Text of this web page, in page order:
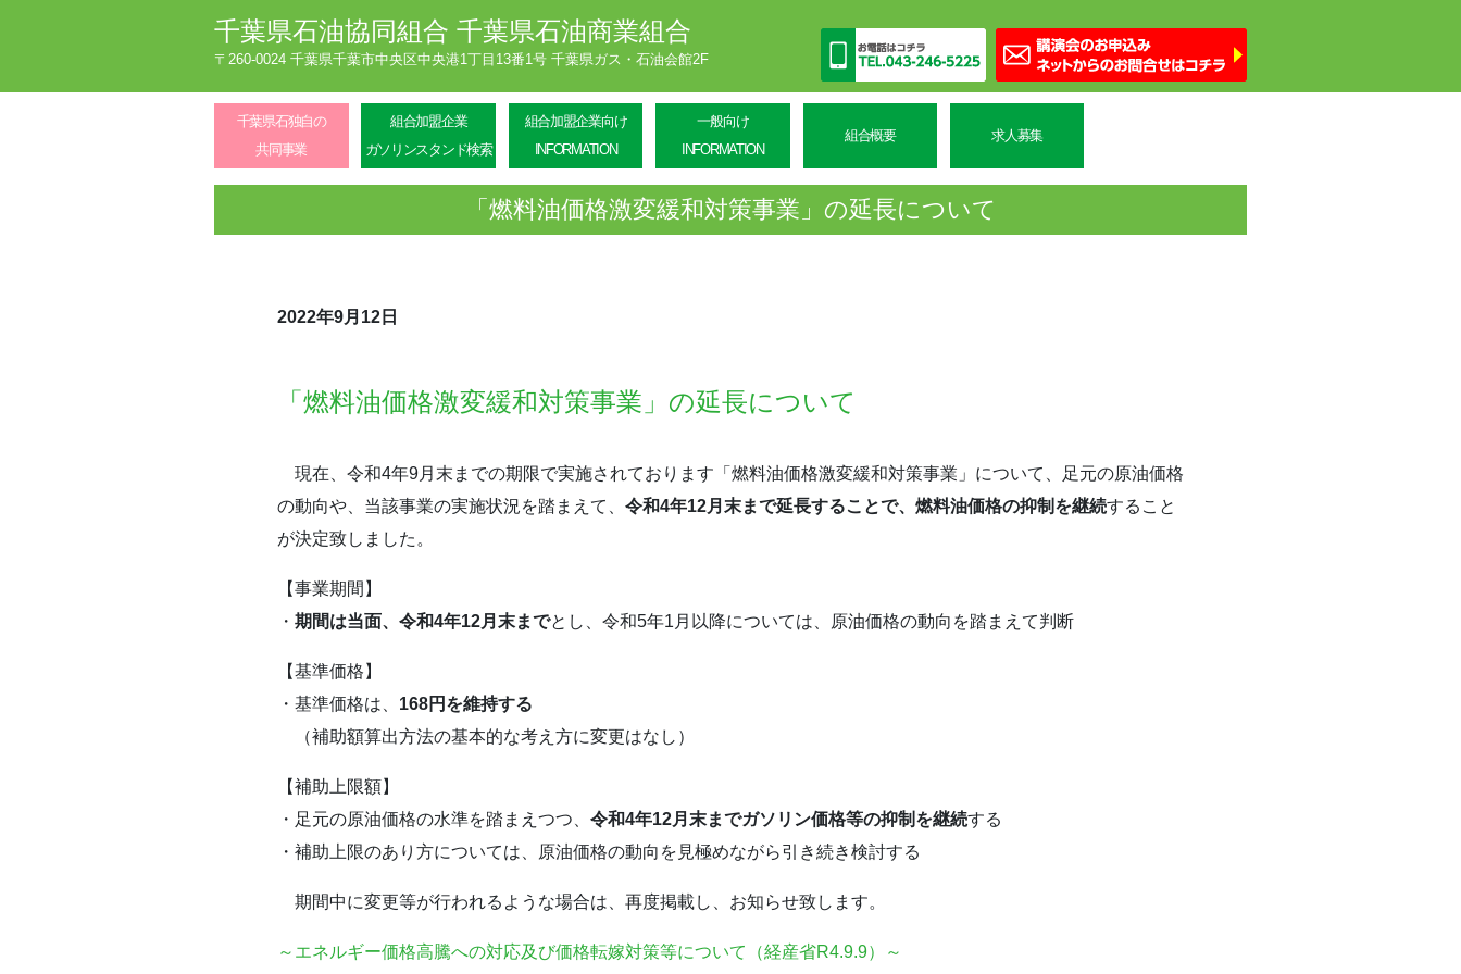
千葉県石油協同組合 千葉県石油商業組合
〒260-0024 千葉県千葉市中央区中央港1丁目13番1号 千葉県ガス・石油会館2F
千葉県石独自の
共同事業
組合加盟企業
ガソリンスタンド検索
組合加盟企業向け
INFORMATION
一般向け
INFORMATION
組合概要 求人募集
「燃料油価格激変緩和対策事業」の延長について
2022年9月12日
「燃料油価格激変緩和対策事業」の延長について
現在、令和4年9月末までの期限で実施されております「燃料油価格激変緩和対策事業」について、足元の原油価格
の動向や、当該事業の実施状況を踏まえて、 令和4年12月末まで延長することで、燃料油価格の抑制を継続すること
が決定致しました。
【事業期間】
・ 期間は当面、令和4年12月末までとし、令和5年1月以降については、原油価格の動向を踏まえて判断
【基準価格】
・基準価格は、 168円を維持する
（補助額算出方法の基本的な考え方に変更はなし）
【補助上限額】
・足元の原油価格の水準を踏まえつつ、 令和4年12月末までガソリン価格等の抑制を継続する
・補助上限のあり方については、原油価格の動向を見極めながら引き続き検討する
期間中に変更等が行われるような場合は、再度掲載し、お知らせ致します。
～エネルギー価格高騰への対応及び価格転嫁対策等について（経産省R4.9.9）～